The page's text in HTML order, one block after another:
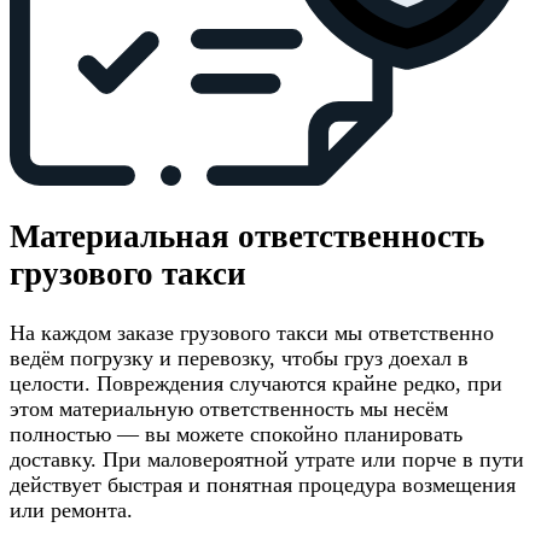
Материальная ответственность
грузового такси
На каждом заказе грузового такси мы ответственно
ведём погрузку и перевозку, чтобы груз доехал в
целости. Повреждения случаются крайне редко, при
этом материальную ответственность мы несём
полностью — вы можете спокойно планировать
доставку. При маловероятной утрате или порче в пути
действует быстрая и понятная процедура возмещения
или ремонта.